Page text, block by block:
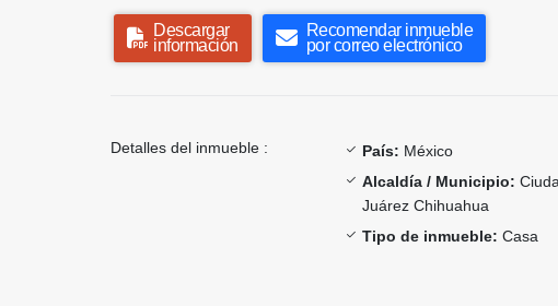
Descargar
información
Recomendar inmueble
por correo electrónico
Detalles del inmueble : País: México
Alcaldía / Municipio:
Juárez Chihuahua
Tipo de inmueble: Casa